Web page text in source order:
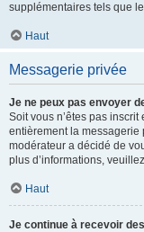
supplémentaires tels que
Haut
Messagerie privée
Je ne peux pas envoyer
Soit vous n’êtes pas
entièrement la messagerie
modérateur a décidé de
plus d’informations,
Haut
Je continue à recevoir